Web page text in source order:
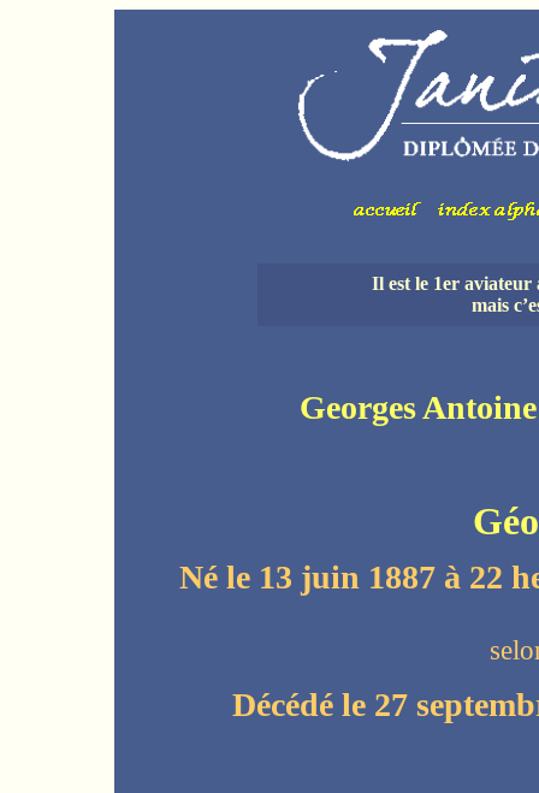
Il est le 1er aviateur
mais
Georges
Né le 13 juin 1887 à 22
Décédé le 27